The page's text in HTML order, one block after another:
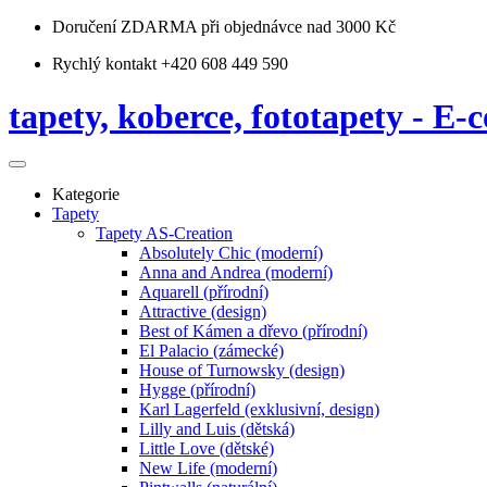
Doručení ZDARMA při objednávce nad 3000 Kč
Rychlý kontakt +420 608 449 590
tapety, koberce, fototapety - E-
Kategorie
Tapety
Tapety AS-Creation
Absolutely Chic (moderní)
Anna and Andrea (moderní)
Aquarell (přírodní)
Attractive (design)
Best of Kámen a dřevo (přírodní)
El Palacio (zámecké)
House of Turnowsky (design)
Hygge (přírodní)
Karl Lagerfeld (exklusivní, design)
Lilly and Luis (dětská)
Little Love (dětské)
New Life (moderní)